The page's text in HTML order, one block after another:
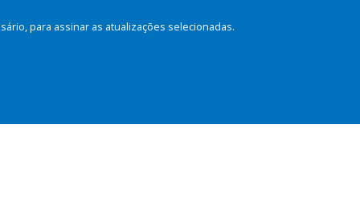
para assinar as atualizações selecionadas.